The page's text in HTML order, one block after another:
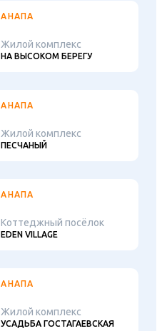
АНАПА
Жилой комплекс
НА ВЫСОКОМ БЕРЕГУ
АНАПА
Жилой комплекс
ПЕСЧАНЫЙ
АНАПА
Коттеджный посёлок
EDEN VILLAGE
АНАПА
Жилой комплекс
УСАДЬБА ГОСТАГАЕВСКАЯ